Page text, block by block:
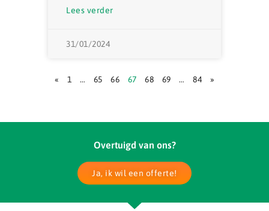
Lees verder
31/01/2024
« 1 … 65 66 67 68 69 … 84 »
Overtuigd van ons?
Ja, ik wil een offerte!